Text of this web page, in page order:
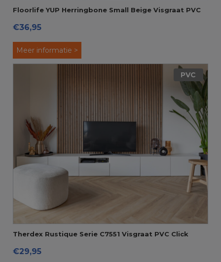
Floorlife YUP Herringbone Small Beige Visgraat PVC
€36,95
Meer informatie >
PVC
Therdex Rustique Serie C7551 Visgraat PVC Click
€29,95